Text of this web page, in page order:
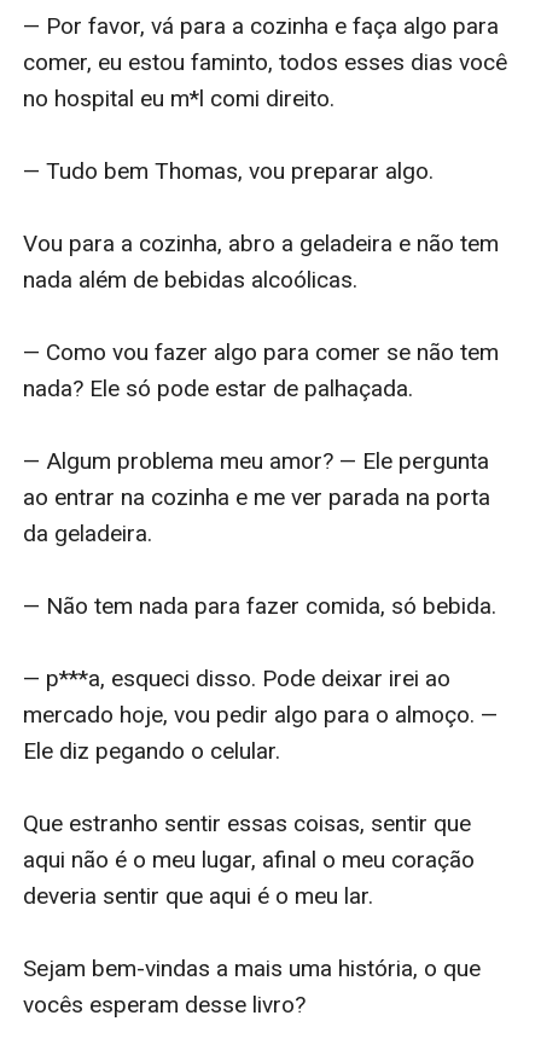
— Por favor, vá para a cozinha e faça algo para
comer, eu estou faminto, todos esses dias você
no hospital eu m*l comi direito.
— Tudo bem Thomas, vou preparar algo.
Vou para a cozinha, abro a geladeira e não tem
nada além de bebidas alcoólicas.
— Como vou fazer algo para comer se não tem
nada? Ele só pode estar de palhaçada.
— Algum problema meu amor? — Ele pergunta
ao entrar na cozinha e me ver parada na porta
da geladeira.
— Não tem nada para fazer comida, só bebida.
— p***a, esqueci disso. Pode deixar irei ao
mercado hoje, vou pedir algo para o almoço. —
Ele diz pegando o celular.
Que estranho sentir essas coisas, sentir que
aqui não é o meu lugar, afinal o meu coração
deveria sentir que aqui é o meu lar.
Sejam bem-vindas a mais uma história, o que
vocês esperam desse livro?